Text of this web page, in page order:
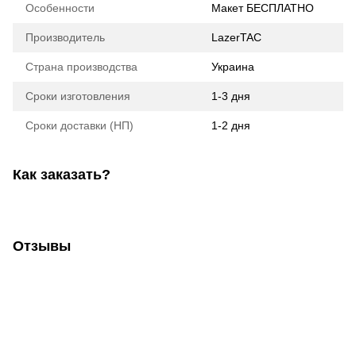
Особенности Макет БЕСПЛАТНО
Производитель LazerTAC
Страна производства Украина
Сроки изготовления 1-3 дня
Сроки доставки (НП) 1-2 дня
Как заказать?
Отзывы